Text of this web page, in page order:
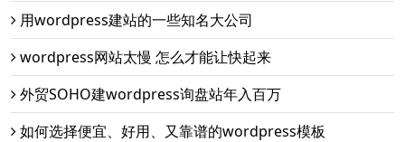
用wordpress建站的一些知名大公司
wordpress网站太慢 怎么才能让快起来
外贸SOHO建wordpress询盘站年入百万
如何选择便宜、好用、又靠谱的wordpress模板